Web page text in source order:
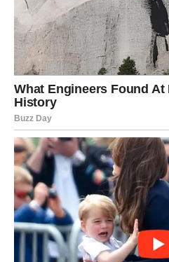
održavanju vašeenergijei
Jedan od najsnažnijih
mentalna aktivnost. Ako
probleme, čitate i izazivate
znači da vaš mozak ne stari
Učenje novih stvari, kao što
razgovori sa prijateljima,
i čak smanjiti rizik od
Dobar san
je ključ za zdravlje u
spavate 7-8 sati svake noći, vaš
pamćenje bolji, a hormoni u
rizik od srčanih bolesti i pomaže